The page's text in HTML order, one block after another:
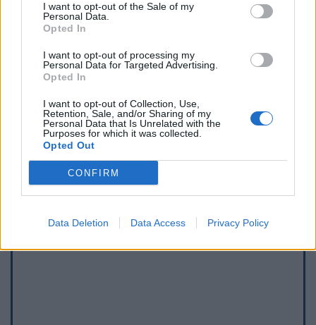
I want to opt-out of the Sale of my
Personal Data.
Opted In
I want to opt-out of processing my
Personal Data for Targeted Advertising.
Opted In
I want to opt-out of Collection, Use,
Retention, Sale, and/or Sharing of my
Personal Data that Is Unrelated with the
Purposes for which it was collected.
Opted Out
CONFIRM
Data Deletion Data Access Privacy Policy
Afficher la carte